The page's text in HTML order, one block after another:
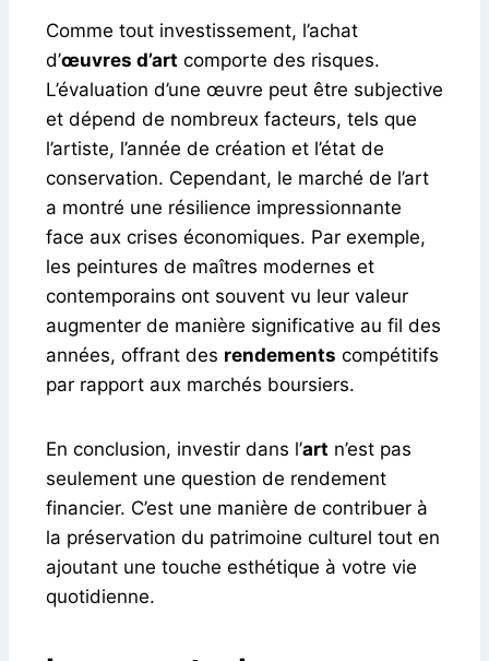
Comme tout investissement, l’achat
d’œuvres d’art comporte des risques.
L’évaluation d’une œuvre peut être subjective
et dépend de nombreux facteurs, tels que
l’artiste, l’année de création et l’état de
conservation. Cependant, le marché de l’art
a montré une résilience impressionnante
face aux crises économiques. Par exemple,
les peintures de maîtres modernes et
contemporains ont souvent vu leur valeur
augmenter de manière significative au fil des
années, offrant des rendements compétitifs
par rapport aux marchés boursiers.
En conclusion, investir dans l’art n’est pas
seulement une question de rendement
financier. C’est une manière de contribuer à
la préservation du patrimoine culturel tout en
ajoutant une touche esthétique à votre vie
quotidienne.